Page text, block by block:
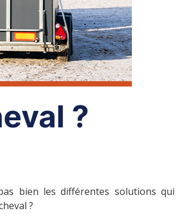
?
bien les différentes solutions qui
?